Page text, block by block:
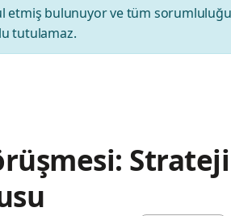
etmiş bulunuyor ve tüm
tutulamaz.